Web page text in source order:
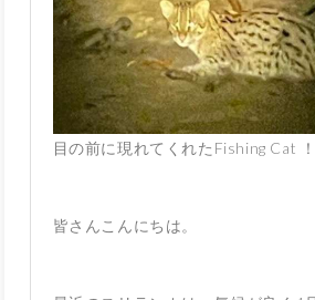
目の前に現れてくれたFishing Cat
皆さんこんにちは。